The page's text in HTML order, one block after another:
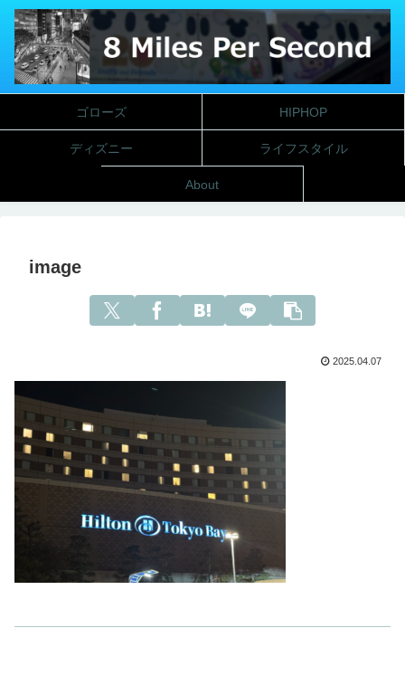
ゴローズ HIPHOP
ディズニー ライフスタイル
About
image
2025.04.07